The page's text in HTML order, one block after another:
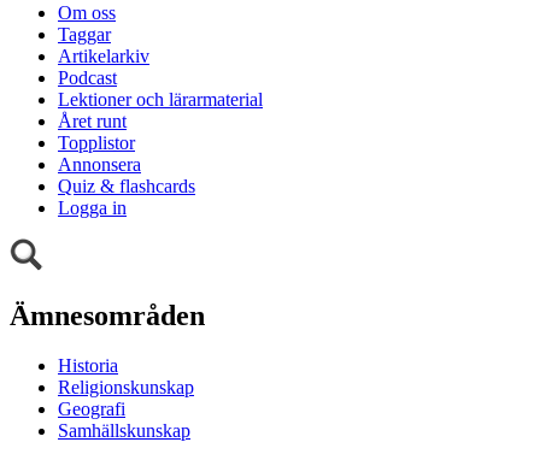
Om oss
Taggar
Artikelarkiv
Podcast
Lektioner och lärarmaterial
Året runt
Topplistor
Annonsera
Quiz & flashcards
Logga in
Ämnesområden
Historia
Religionskunskap
Geografi
Samhällskunskap